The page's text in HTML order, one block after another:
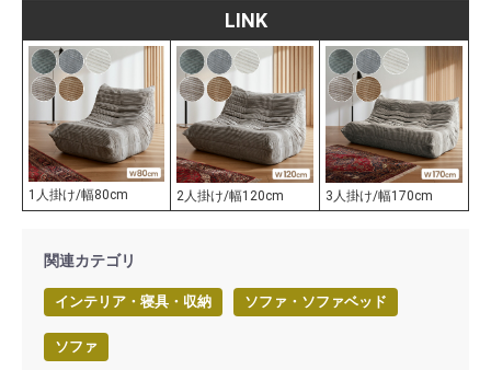
LINK
1人掛け/幅80cm 2人掛け/幅120cm 3人掛け/幅170cm
関連カテゴリ
インテリア・寝具・収納 ソファ・ソファベッド
ソファ